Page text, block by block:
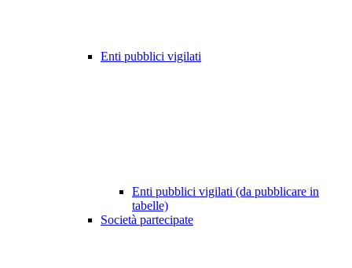
Enti pubblici vigilati
Enti pubblici vigilati (da pubblicare in
tabelle)
Società partecipate